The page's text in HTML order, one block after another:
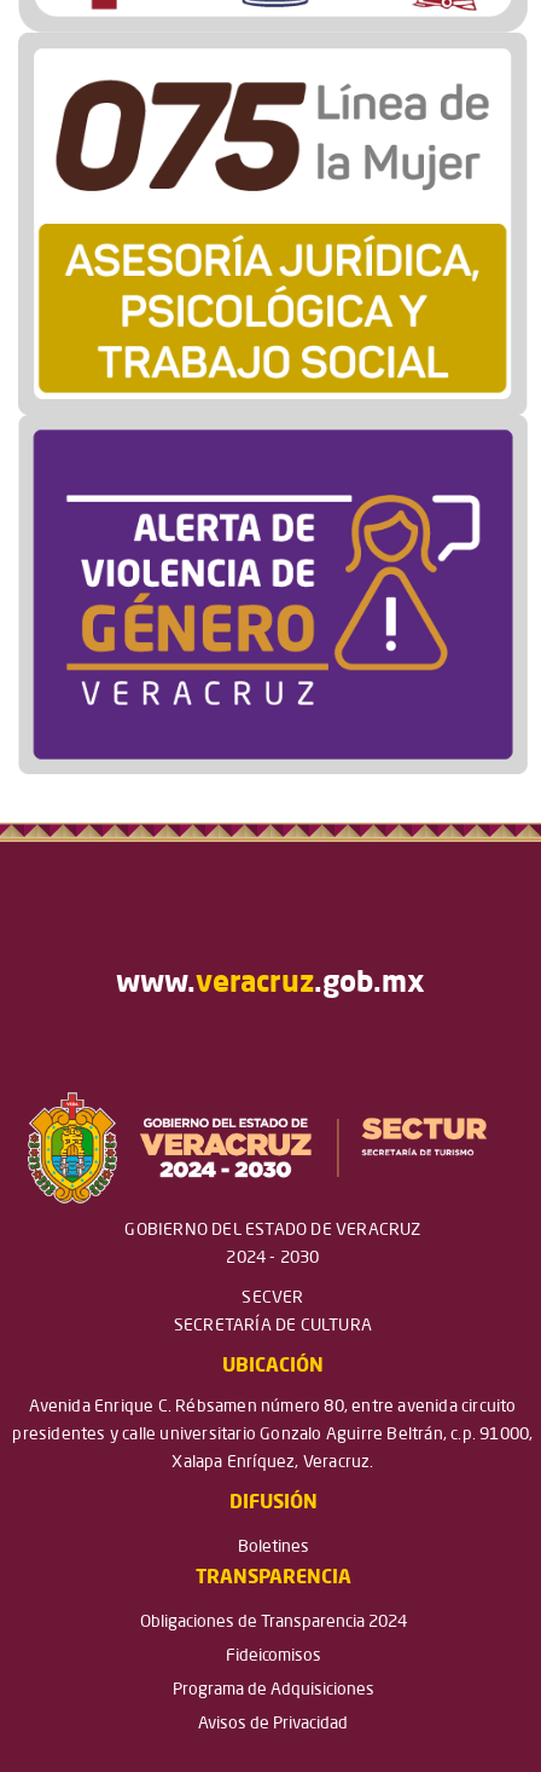
www.veracruz.gob.mx
GOBIERNO DEL ESTADO DE VERACRUZ
2024 - 2030
SECVER
SECRETARÍA DE CULTURA
UBICACIÓN
Avenida Enrique C. Rébsamen número 80, entre avenida circuito
presidentes y calle universitario Gonzalo Aguirre Beltrán, c.p. 91000,
Xalapa Enríquez, Veracruz.
DIFUSIÓN
Boletines
TRANSPARENCIA
Obligaciones de Transparencia 2024
Fideicomisos
Programa de Adquisiciones
Avisos de Privacidad